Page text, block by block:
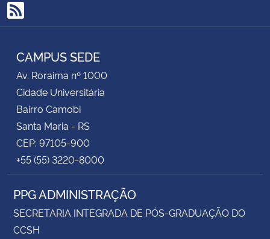
RSS
CAMPUS SEDE
Av. Roraima nº 1000
Cidade Universitária
Bairro Camobi
Santa Maria - RS
CEP: 97105-900
+55 (55) 3220-8000
PPG ADMINISTRAÇÃO
SECRETARIA INTEGRADA DE PÓS-GRADUAÇÃO DO
CCSH